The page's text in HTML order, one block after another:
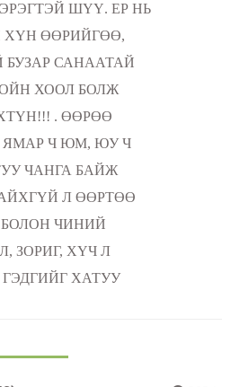
ШҮҮ. ЕР НЬ
ХҮН ӨӨРИЙГӨӨ,
САНААТАЙ
ХООЛ БОЛЖ
. ӨӨРӨӨ
ЯМАР Ч ЮМ, ЮУ Ч
ЧАНГА БАЙЖ
Л ӨӨРТӨӨ
ЧИНИЙ
ЗОРИГ, ХҮЧ Л
ХАТУУ